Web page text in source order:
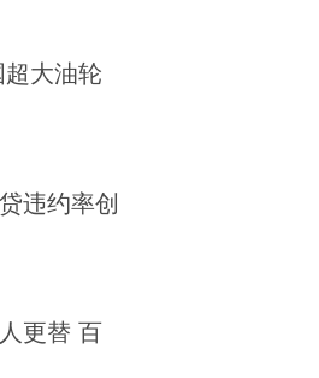
大油轮
违约率创
更替 百